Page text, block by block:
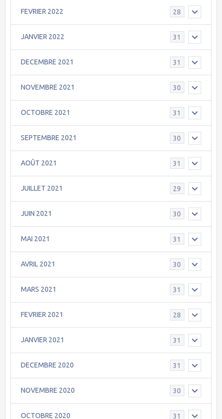
FEVRIER 2022 28
JANVIER 2022 31
DECEMBRE 2021 31
NOVEMBRE 2021 30
OCTOBRE 2021 31
SEPTEMBRE 2021 30
AOÛT 2021 31
JUILLET 2021 29
JUIN 2021 30
MAI 2021 31
AVRIL 2021 30
MARS 2021 31
FEVRIER 2021 28
JANVIER 2021 31
DECEMBRE 2020 31
NOVEMBRE 2020 30
OCTOBRE 2020 31